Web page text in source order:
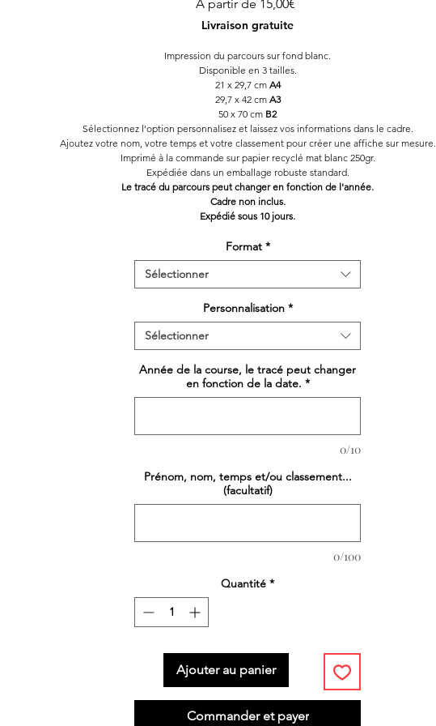
À partir de 15,00€
Livraison gratuite
Impression du parcours sur fond blanc.
Disponible en 3 tailles.
21 x 29,7 cm A4
29,7 x 42 cm A3
50 x 70 cm B2
Sélectionnez l'option personnalisez et laissez vos informations dans le cadre.
Ajoutez votre nom, votre temps et votre classement pour créer une affiche sur mesure.
Imprimé à la commande sur papier recyclé mat blanc 250gr.
Expédiée dans un emballage robuste standard.
Le tracé du parcours peut changer en fonction de l'année.
Cadre non inclus.
Expédié sous 10 jours.
Format *
Sélectionner
Personnalisation *
Sélectionner
Année de la course, le tracé peut changer
en fonction de la date. *
0/10
Prénom, nom, temps et/ou classement...
(facultatif)
0/100
Quantité *
Ajouter au panier
Commander et payer